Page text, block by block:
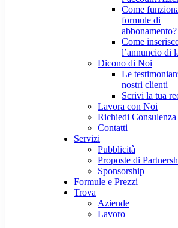
Come
formule di
abbonamento?
Come
l’annuncio di
Dicono di Noi
Le
nostri clienti
Scrivi la tua
Lavora con Noi
Richiedi Consulenza
Contatti
Servizi
Pubblicità
Proposte di
Sponsorship
Formule e Prezzi
Trova
Aziende
Lavoro